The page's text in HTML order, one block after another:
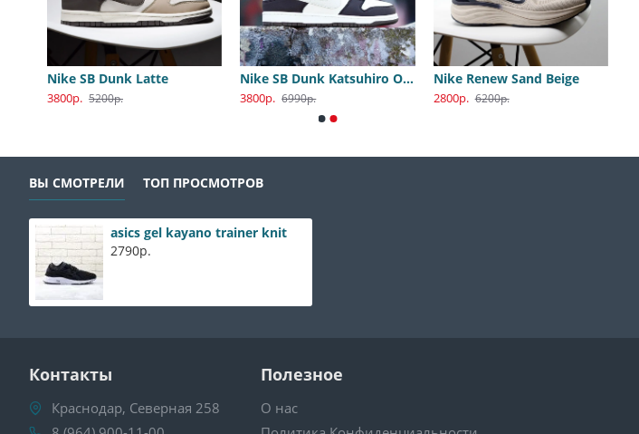
Nike SB Dunk Latte
3800р. 5200р.
Nike SB Dunk Katsuhiro Otomo
3800р. 6990р.
Nike Renew Sand Beige
2800р. 6200р.
ВЫ СМОТРЕЛИ ТОП ПРОСМОТРОВ
asics gel kayano trainer knit
2790р.
Контакты
Краснодар, Северная 258
Полезное
О нас